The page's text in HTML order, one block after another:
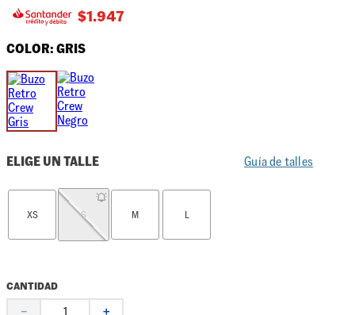
$1.947
COLOR:GRIS
ELIGE UN TALLE Guía de talles
L
M
S
XS
CANTIDAD
＋
－